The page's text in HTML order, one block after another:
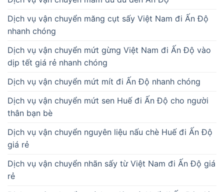
thân bạn bè
Dịch vụ vận chuyển nguyên liệu nấu chè Huế đi Ấn Độ
giá rẻ
Dịch vụ vận chuyển nhãn sấy từ Việt Nam đi Ấn Độ giá
rẻ
Dịch vụ vận chuyển quà lưu niệm từ Huế đi Ấn Độ giá
rẻ
Dịch vụ vận chuyển sách vở từ Việt Nam đi Ấn Độ
Dịch vụ vận chuyển sầu riêng sấy Việt Nam đi Ấn Độ
nhanh chóng
Dịch Vụ Vận Chuyển Táo Mèo Sấy Khô Từ Hà Nội Đi
Ấn